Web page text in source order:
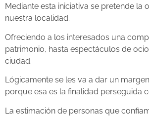
Mediante esta iniciativa se pretende la
nuestra localidad.
Ofreciendo a los interesados una
patrimonio, hasta espectáculos de
ciudad.
Lógicamente se les va a dar un
porque esa es la finalidad perseguida
La estimación de personas que